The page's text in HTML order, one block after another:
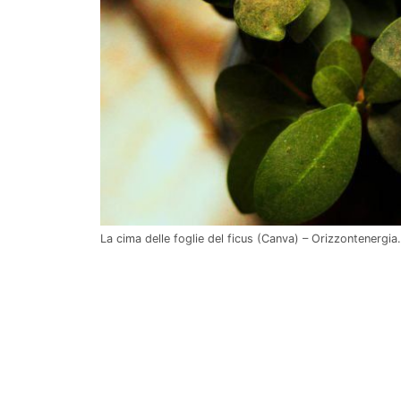
La cima delle foglie del ficus (Canva) –